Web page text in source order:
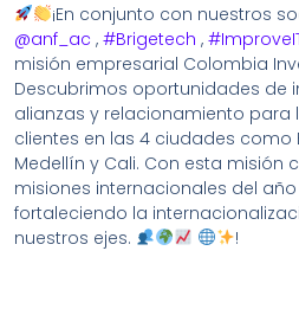
¡En conjunto con nuestros
@anf_ac , #Brigetech ,
misión empresarial Colombia
Descubrimos oportunidades de
alianzas y relacionamiento para
clientes en las 4 ciudades como
Medellín y Cali. Con esta misión
misiones internacionales del
fortaleciendo la
nuestros ejes.
!